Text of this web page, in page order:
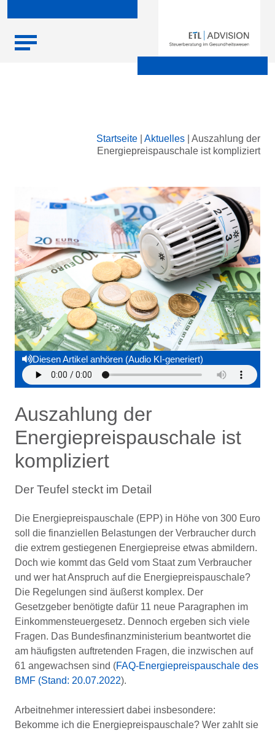
Startseite Aktuelles
Auszahlung der
Energiepreispauschale ist kompliziert
Diesen Artikel anhören (Audio KI-generiert)
Auszahlung der
Energiepreispauschale ist
kompliziert
Der Teufel steckt im Detail
Die Energiepreispauschale (EPP) in Höhe von 300 Euro
soll die finanziellen Belastungen der Verbraucher durch
die extrem gestiegenen Energiepreise etwas abmildern.
Doch wie kommt das Geld vom Staat zum Verbraucher
und wer hat Anspruch auf die Energiepreispauschale?
Die Regelungen sind äußerst komplex. Der
Gesetzgeber benötigte dafür 11 neue Paragraphen im
Einkommensteuergesetz. Dennoch ergeben sich viele
Fragen. Das Bundesfinanzministerium beantwortet die
am häufigsten auftretenden Fragen, die inzwischen auf
61 angewachsen sind (FAQ-Energiepreispauschale des
BMF (Stand: 20.07.2022).
Arbeitnehmer interessiert dabei insbesondere:
Bekomme ich die Energiepreispauschale? Wer zahlt sie